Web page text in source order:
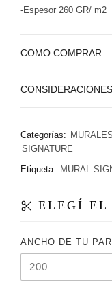
-Espesor 260 GR/ m2
COMO COMPRAR
Categorías: MURALES
SIGNATURE
Etiqueta: MURAL
ELEGÍ EL
ANCHO DE TU